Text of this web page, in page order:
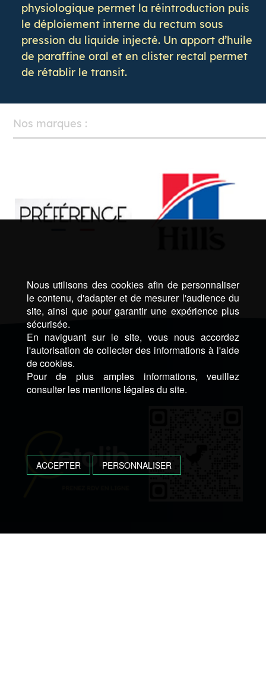
physiologique permet la réintroduction puis
le déploiement interne du rectum sous
pression du liquide injecté. Un apport d’huile
de paraffine oral et en clister rectal permet
de rétablir le transit.
Nos marques :
Nous utilisons des cookies afin de personnaliser
le contenu, d'adapter et de mesurer l'audience du
site, ainsi que pour garantir une expérience plus
sécurisée.
En naviguant sur le site, vous nous accordez
l'autorisation de collecter des informations à l'aide
de cookies.
Pour de plus amples informations, veuillez
consulter les mentions légales du site.
ACCEPTER PERSONNALISER